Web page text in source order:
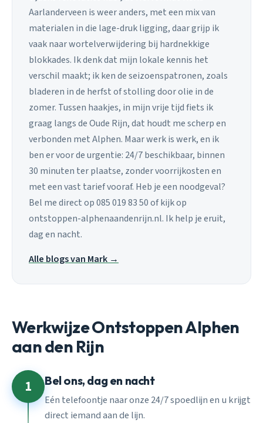
Aarlanderveen is weer anders, met een mix van
materialen in die lage-druk ligging, daar grijp ik
vaak naar wortelverwijdering bij hardnekkige
blokkades. Ik denk dat mijn lokale kennis het
verschil maakt; ik ken de seizoenspatronen, zoals
bladeren in de herfst of stolling door olie in de
zomer. Tussen haakjes, in mijn vrije tijd fiets ik
graag langs de Oude Rijn, dat houdt me scherp en
verbonden met Alphen. Maar werk is werk, en ik
ben er voor de urgentie: 24/7 beschikbaar, binnen
30 minuten ter plaatse, zonder voorrijkosten en
met een vast tarief vooraf. Heb je een noodgeval?
Bel me direct op 085 019 83 50 of kijk op
ontstoppen-alphenaandenrijn.nl. Ik help je eruit,
dag en nacht.
Alle blogs van Mark →
Werkwijze Ontstoppen Alphen
aan den Rijn
1 Bel ons, dag en nacht
Eén telefoontje naar onze 24/7 spoedlijn en u krijgt
direct iemand aan de lijn.